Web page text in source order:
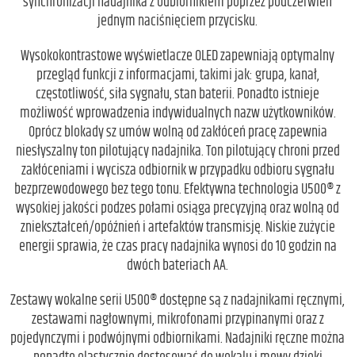
jednym naciśnięciem przycisku.
Wysokokontrastowe wyświetlacze OLED zapewniają optymalny
przegląd funkcji z informacjami, takimi jak: grupa, kanał,
częstotliwość, siła sygnału, stan baterii. Ponadto istnieje
możliwość wprowadzenia indywidualnych nazw użytkowników.
Oprócz blokady sz umów wolną od zakłóceń pracę zapewnia
niesłyszalny ton pilotujący nadajnika. Ton pilotujący chroni przed
zakłóceniami i wycisza odbiornik w przypadku odbioru sygnału
bezprzewodowego bez tego tonu. Efektywna technologia U500® z
wysokiej jakości podzes połami osiąga precyzyjną oraz wolną od
zniekształceń/opóźnień i artefaktów transmisję. Niskie zużycie
energii sprawia, że czas pracy nadajnika wynosi do 10 godzin na
dwóch bateriach AA.
Zestawy wokalne serii U500® dostępne są z nadajnikami ręcznymi,
zestawami nagłownymi, mikrofonami przypinanymi oraz z
pojedynczymi i podwójnymi odbiornikami. Nadajniki ręczne można